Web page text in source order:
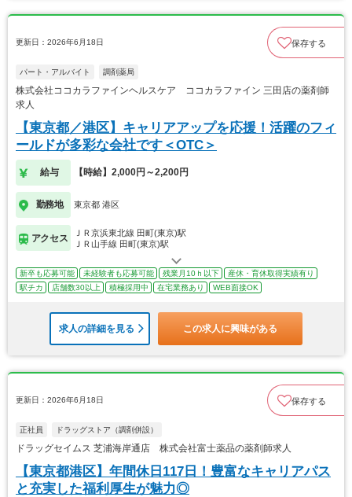
更新日：2026年6月18日 保存する
パート・アルバイト 調剤薬局
株式会社ココカラファインヘルスケア ココカラファイン 三田店の薬剤師
求人
【東京都／港区】キャリアアップを応援！活躍のフィ
ールドが多彩な会社です＜OTC＞
給与 【時給】2,000円～2,200円
勤務地 東京都 港区
アクセス
ＪＲ京浜東北線 田町(東京)駅
ＪＲ山手線 田町(東京)駅
新卒も応募可能 未経験者も応募可能 残業月10ｈ以下
産休・育休取得実績有り
駅チカ
店舗数30以上 積極採用中 在宅業務あり WEB面接OK
求人の詳細を見る この求人に興味がある
更新日：2026年6月18日 保存する
正社員 ドラッグストア（調剤併設）
ドラッグセイムス 芝浦海岸通店 株式会社富士薬品の薬剤師求人
【東京都港区】年間休日117日！豊富なキャリアパス
と充実した福利厚生が魅力◎